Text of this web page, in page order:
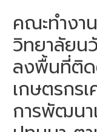
คณะทำงา
วิทยาลัยน
ลงพื้นที่ติด
เกษตรกร
การพัฒนา